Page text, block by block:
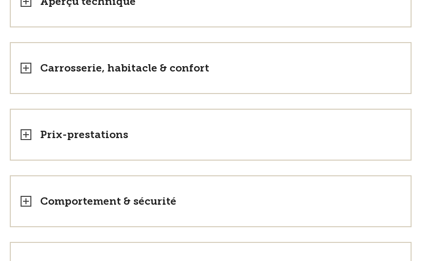
Carrosserie, habitacle & confort
Prix-prestations
Comportement & sécurité